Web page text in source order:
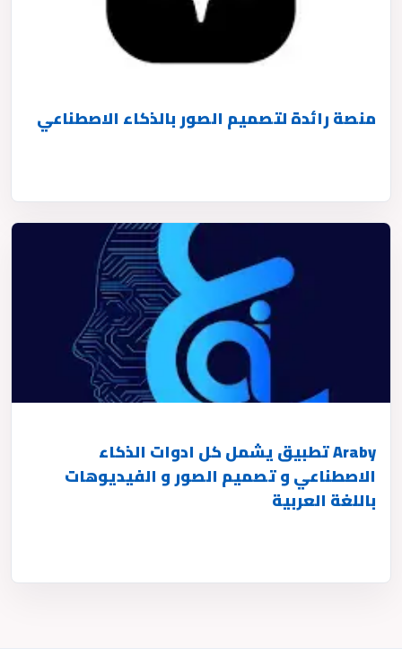
منصة رائدة لتصميم الصور بالذكاء الاصطناعي
Araby تطبيق يشمل كل ادوات الذكاء
الاصطناعي و تصميم الصور و الفيديوهات
باللغة العربية